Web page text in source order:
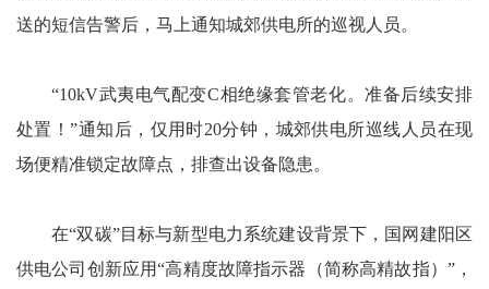
送的短信告警后，马上通知城郊供电所的巡视人员。
“10kV武夷电气配变C相绝缘套管老化。准备后续安排
处置！”通知后，仅用时20分钟，城郊供电所巡线人员在现
场便精准锁定故障点，排查出设备隐患。
在“双碳”目标与新型电力系统建设背景下，国网建阳区
供电公司创新应用“高精度故障指示器（简称高精故指）”，